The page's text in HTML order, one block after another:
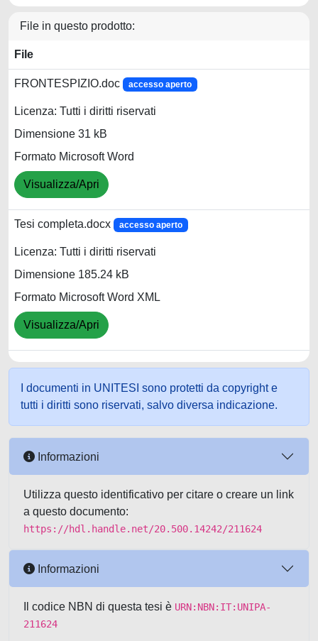
File in questo prodotto:
File
FRONTESPIZIO.doc accesso aperto
Licenza: Tutti i diritti riservati
Dimensione 31 kB
Formato Microsoft Word
Visualizza/Apri
Tesi completa.docx accesso aperto
Licenza: Tutti i diritti riservati
Dimensione 185.24 kB
Formato Microsoft Word XML
Visualizza/Apri
I documenti in UNITESI sono protetti da copyright e
tutti i diritti sono riservati, salvo diversa indicazione.
Informazioni
Utilizza questo identificativo per citare o creare un link
a questo documento:
https://hdl.handle.net/20.500.14242/211624
Informazioni
Il codice NBN di questa tesi è URN:NBN:IT:UNIPA-
211624